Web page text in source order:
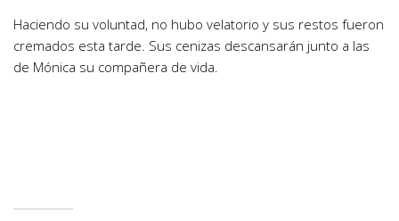
Haciendo su voluntad, no hubo velatorio y sus restos fueron
cremados esta tarde. Sus cenizas descansarán junto a las
de Mónica su compañera de vida.